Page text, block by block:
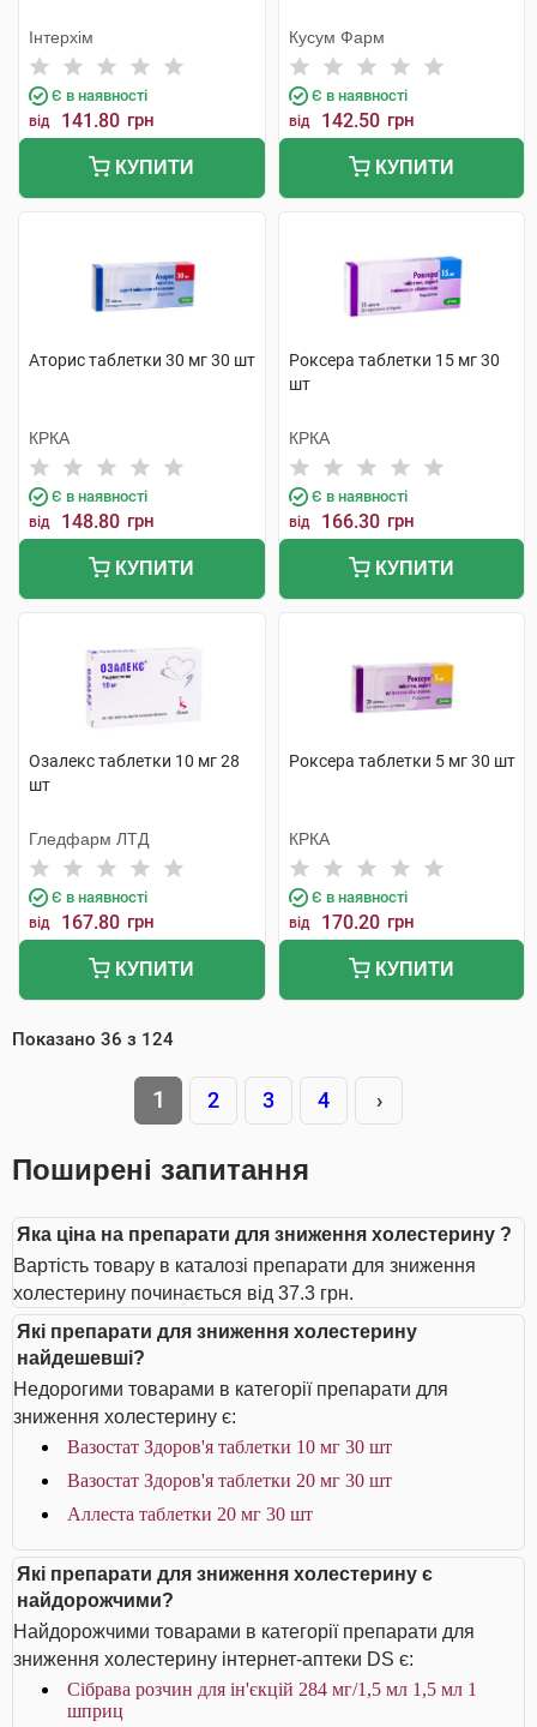
Інтерхім
Є в наявності
від 141.80 грн
КУПИТИ
Кусум Фарм
Є в наявності
від 142.50 грн
КУПИТИ
Аторис таблетки 30 мг 30 шт
КРКА
Є в наявності
від 148.80 грн
КУПИТИ
Роксера таблетки 15 мг 30
шт
КРКА
Є в наявності
від 166.30 грн
КУПИТИ
Озалекс таблетки 10 мг 28
шт
Гледфарм ЛТД
Є в наявності
від 167.80 грн
КУПИТИ
Роксера таблетки 5 мг 30 шт
КРКА
Є в наявності
від 170.20 грн
КУПИТИ
Показано 36 з 124
1 2 3 4 ›
Поширені запитання
Яка ціна на препарати для зниження холестерину ?
Вартість товару в каталозі препарати для зниження
холестерину починається від 37.3 грн.
Які препарати для зниження холестерину
найдешевші?
Недорогими товарами в категорії препарати для
зниження холестерину є:
Вазостат Здоров'я таблетки 10 мг 30 шт
Вазостат Здоров'я таблетки 20 мг 30 шт
Аллеста таблетки 20 мг 30 шт
Які препарати для зниження холестерину є
найдорожчими?
Найдорожчими товарами в категорії препарати для
зниження холестерину інтернет-аптеки DS є:
Сібрава розчин для ін'єкцій 284 мг/1,5 мл 1,5 мл 1
шприц